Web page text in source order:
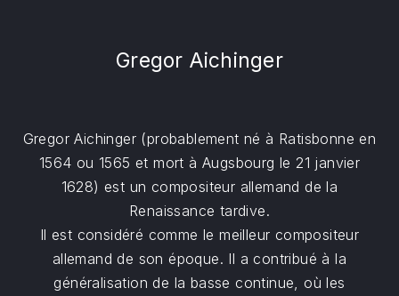
Gregor Aichinger
Gregor Aichinger (probablement né à Ratisbonne en
1564 ou 1565 et mort à Augsbourg le 21 janvier
1628) est un compositeur allemand de la
Renaissance tardive.
Il est considéré comme le meilleur compositeur
allemand de son époque. Il a contribué à la
généralisation de la basse continue, où les